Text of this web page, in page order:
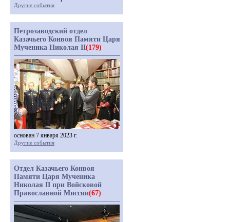
Другие события
Петрозаводский отдел
Казачьего Конвоя Памяти Царя
Мученика Николая II(179)
основан 7 января 2023 г.
Другие события
Отдел Казачьего Конвоя
Памяти Царя Мученика
Николая II при Войсковой
Православной Миссии(67)